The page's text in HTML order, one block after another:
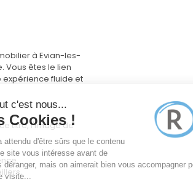
à Evian-les-
Vous êtes le lien
expérience fluide et
titre, l'image de